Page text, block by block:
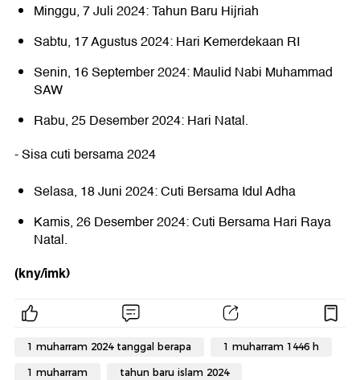
Minggu, 7 Juli 2024: Tahun Baru Hijriah
Sabtu, 17 Agustus 2024: Hari Kemerdekaan RI
Senin, 16 September 2024: Maulid Nabi Muhammad
SAW
Rabu, 25 Desember 2024: Hari Natal.
- Sisa cuti bersama 2024
Selasa, 18 Juni 2024: Cuti Bersama Idul Adha
Kamis, 26 Desember 2024: Cuti Bersama Hari Raya
Natal.
(kny/imk)
1 muharram 2024 tanggal berapa 1 muharram 1446 h
1 muharram tahun baru islam 2024